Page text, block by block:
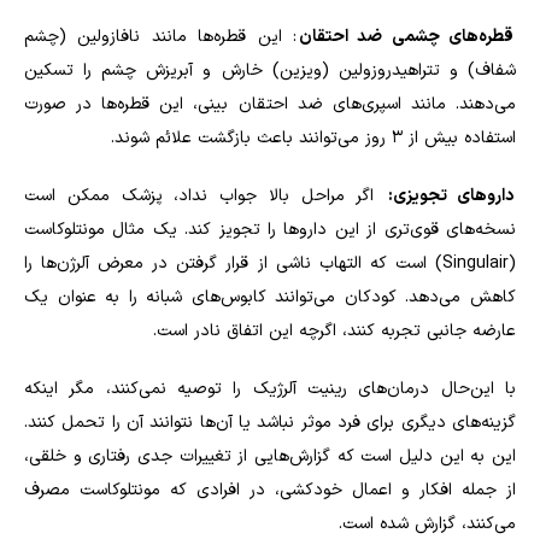
قطره‌های چشمی ضد احتقان: این قطره‌ها مانند نافازولین (چشم
شفاف) و تتراهیدروزولین (ویزین) خارش و آبریزش چشم را تسکین
می‌دهند. مانند اسپری‌های ضد احتقان بینی، این قطره‌ها در صورت
استفاده بیش از ۳ روز می‌توانند باعث بازگشت علائم شوند.
داروهای تجویزی:
اگر مراحل بالا جواب نداد، پزشک ممکن است
نسخه‌های قوی‌تری از این داروها را تجویز کند. یک مثال مونتلوکاست
(
Singulair) است که التهاب ناشی از قرار گرفتن در معرض آلرژن‌ها را
کاهش می‌دهد. کودکان می‌توانند کابوس‌های شبانه را به عنوان یک
عارضه جانبی تجربه کنند، اگرچه این اتفاق نادر است.
با این‌حال درمان‌های رینیت آلرژیک را توصیه نمی‌کنند، مگر اینکه
گزینه‌های دیگری برای فرد موثر نباشد یا آن‌ها نتوانند آن را تحمل کنند.
این به این دلیل است که گزارش‌هایی از تغییرات جدی رفتاری و خلقی،
از جمله افکار و اعمال خودکشی، در افرادی که مونتلوکاست مصرف
می‌کنند، گزارش شده است.